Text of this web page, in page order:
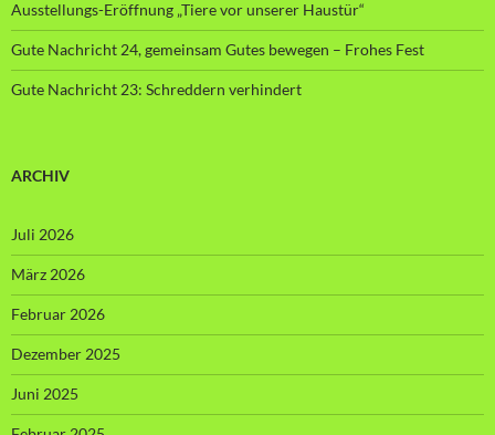
Ausstellungs-Eröffnung „Tiere vor unserer Haustür“
Gute Nachricht 24, gemeinsam Gutes bewegen – Frohes Fest
Gute Nachricht 23: Schreddern verhindert
ARCHIV
Juli 2026
März 2026
Februar 2026
Dezember 2025
Juni 2025